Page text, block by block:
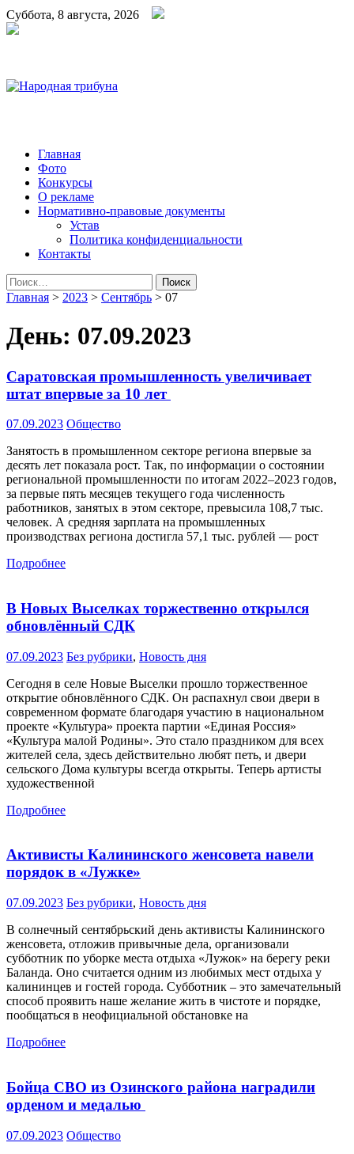
Суббота, 8 августа, 2026
Народная трибуна
Калининская районная газета
Главная
Фото
Конкурсы
О рекламе
Нормативно-правовые документы
Устав
Политика конфиденциальности
Контакты
Найти:
Главная > 2023 > Сентябрь > 07
День: 07.09.2023
Саратовская промышленность увеличивает
штат впервые за 10 лет
07.09.2023 Общество
Занятость в промышленном секторе региона впервые за
десять лет показала рост. Так, по информации о состоянии
региональной промышленности по итогам 2022–2023 годов,
за первые пять месяцев текущего года численность
работников, занятых в этом секторе, превысила 108,7 тыс.
человек. А средняя зарплата на промышленных
производствах региона достигла 57,1 тыс. рублей — рост
Подробнее
В Новых Выселках торжественно открылся
обновлённый СДК
07.09.2023 Без рубрики, Новость дня
Сегодня в селе Новые Выселки прошло торжественное
открытие обновлённого СДК. Он распахнул свои двери в
современном формате благодаря участию в национальном
проекте «Культура» проекта партии «Единая Россия»
«Культура малой Родины». Это стало праздником для всех
жителей села, здесь действительно любят петь, и двери
сельского Дома культуры всегда открыты. Теперь артисты
художественной
Подробнее
Активисты Калининского женсовета навели
порядок в «Лужке»
07.09.2023 Без рубрики, Новость дня
В солнечный сентябрьский день активисты Калининского
женсовета, отложив привычные дела, организовали
субботник по уборке места отдыха «Лужок» на берегу реки
Баланда. Оно считается одним из любимых мест отдыха у
калининцев и гостей города. Субботник – это замечательный
способ проявить наше желание жить в чистоте и порядке,
пообщаться в неофициальной обстановке на
Подробнее
Бойца СВО из Озинского района наградили
орденом и медалью
07.09.2023 Общество